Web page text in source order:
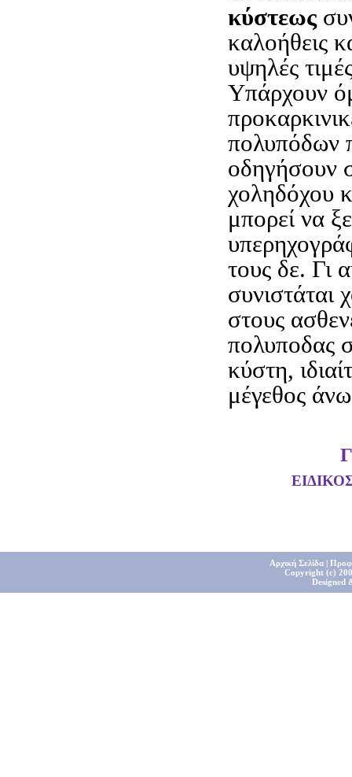
κύστεως
καλοήθεις
υψηλές
Υπάρχουν
πολυπόδων
οδηγήσουν
χοληδόχου
μπορεί να
τους δε. Γι
συνιστάται
στους
πολυποδας
κύστη,
μέγεθος
Αρχική Σελίδα|
Copyright (c)
Designed